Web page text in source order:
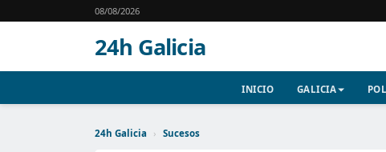
08/08/2026
24h Galicia
INICIO GALICIA
24h Galicia › Sucesos